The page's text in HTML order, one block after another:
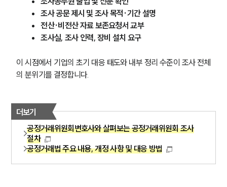
조사 공문 제시 및 조사 목적·기간 설명
전산·비전산 자료 보존요청서 교부
조사실, 조사 인력, 장비 설치 요구
이 시점에서 기업의 초기 대응 태도와 내부 정리 수준이 조사 전체
의 분위기를 결정합니다.
더보기
공정거래위원회변호사와 살펴보는 공정거래위원회 조사
절차
공정거래법 주요 내용, 개정 사항 및 대응 방법